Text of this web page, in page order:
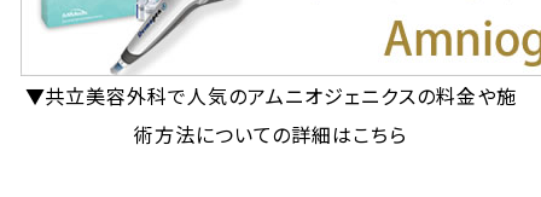
▼共立美容外科で人気のアムニオジェニクスの料金や施
術方法についての詳細はこちら